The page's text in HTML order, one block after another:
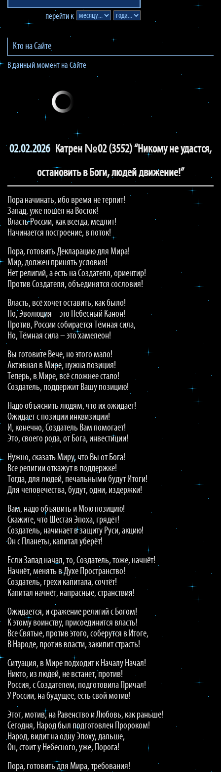
перейти к
Кто на Сайте
В данный момент на Сайте
02.02.2026 Катрен №02 (3552) “Никому не удастся,
остановить в Боги, людей движение!”
Пора начинать, ибо время не терпит!
Запад, уже пошёл на Восток!
Власть России, как всегда, медлит!
Начинается построение, в поток!
Пора, готовить Декларацию для Мира!
Мир, должен принять условия!
Нет религий, а есть на Создателя, ориентир!
Против Создателя, объединятся сословия!
Власть, всё хочет оставить, как было!
Но, Эволюция – это Небесный Канон!
Против, России собирается Тёмная сила,
Но, Тёмная сила – это хамелеон!
Вы готовите Вече, но этого мало!
Активная в Мире, нужна позиция!
Теперь, в Мире, всё сложнее стало!
Создатель, поддержит Вашу позицию!
Надо объяснить людям, что их ожидает!
Ожидает с позиции инквизиции!
И, конечно, Создатель Вам помогает!
Это, своего рода, от Бога, инвестиции!
Нужно, сказать Миру, что Вы от Бога!
Все религии откажут в поддержке!
Тогда, для людей, печальными будут Итоги!
Для человечества, будут, одни, издержки!
Вам, надо объявить и Мою позицию!
Скажите, что Шестая Эпоха, грядёт!
Создатель, начинает в защиту Руси, акцию!
Он с Планеты, капитал уберёт!
Если Запад начал, то, Создатель, тоже, начнёт!
Начнёт, менять в Духе Пространство!
Создатель, грехи капитала, сочтёт!
Капитал начнёт, напрасные, странствия!
Ожидается, и сражение религий с Богом!
К этому воинству, присоединится власть!
Все Святые, против этого, соберутся в Итоге,
В Народе, против власти, закипит страсть!
Ситуация, в Мире подходит к Началу Начал!
Никто, из людей, не встанет, против!
Россия, с Создателем, подготовила Причал!
У России, на будущее, есть свой мотив!
Этот, мотив, на Равенство и Любовь, как раньше!
Сегодня, Народ был подготовлен Пророком!
Народ, видит на одну Эпоху, дальше,
Он, стоит у Небесного, уже, Порога!
Пора, готовить для Мира, требования!